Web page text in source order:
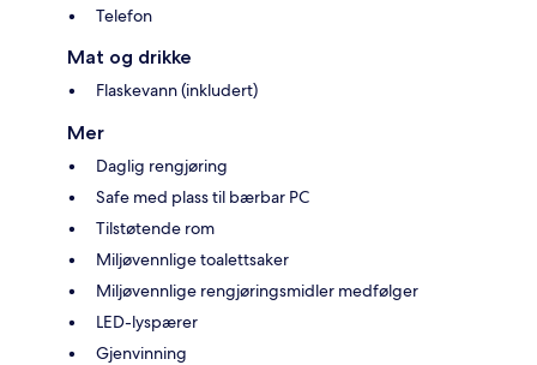
Telefon
Mat og drikke
Flaskevann (inkludert)
Mer
Daglig rengjøring
Safe med plass til bærbar PC
Tilstøtende rom
Miljøvennlige toalettsaker
Miljøvennlige rengjøringsmidler medfølger
LED-lyspærer
Gjenvinning